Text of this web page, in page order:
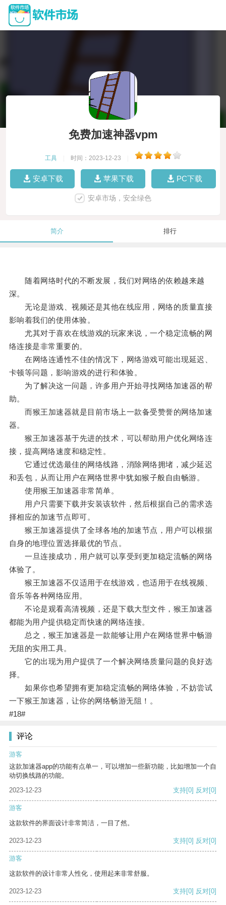
免费加速神器vpm
工具 时间：2023-12-23
安卓下载 苹果下载 PC下载
安卓市场，安全绿色
简介 排行
随着网络时代的不断发展，我们对网络的依赖越来越
深。
无论是游戏、视频还是其他在线应用，网络的质量直接
影响着我们的使用体验。
尤其对于喜欢在线游戏的玩家来说，一个稳定流畅的网
络连接是非常重要的。
在网络连通性不佳的情况下，网络游戏可能出现延迟、
卡顿等问题，影响游戏的进行和体验。
为了解决这一问题，许多用户开始寻找网络加速器的帮
助。
而猴王加速器就是目前市场上一款备受赞誉的网络加速
器。
猴王加速器基于先进的技术，可以帮助用户优化网络连
接，提高网络速度和稳定性。
它通过优选最佳的网络线路，消除网络拥堵，减少延迟
和丢包，从而让用户在网络世界中犹如猴子般自由畅游。
使用猴王加速器非常简单。
用户只需要下载并安装该软件，然后根据自己的需求选
择相应的加速节点即可。
猴王加速器提供了全球各地的加速节点，用户可以根据
自身的地理位置选择最优的节点。
一旦连接成功，用户就可以享受到更加稳定流畅的网络
体验了。
猴王加速器不仅适用于在线游戏，也适用于在线视频、
音乐等各种网络应用。
不论是观看高清视频，还是下载大型文件，猴王加速器
都能为用户提供稳定而快速的网络连接。
总之，猴王加速器是一款能够让用户在网络世界中畅游
无阻的实用工具。
它的出现为用户提供了一个解决网络质量问题的良好选
择。
如果你也希望拥有更加稳定流畅的网络体验，不妨尝试
一下猴王加速器，让你的网络畅游无阻！。
#18#
评论
游客
这款加速器app的功能有点单一，可以增加一些新功能，比如增加一个自
动切换线路的功能。
2023-12-23
支持[0] 反对[0]
游客
这款软件的界面设计非常简洁，一目了然。
2023-12-23 支持[0] 反对[0]
游客
这款软件的设计非常人性化，使用起来非常舒服。
2023-12-23 支持[0] 反对[0]